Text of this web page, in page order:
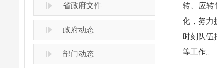
省政府文件
政府动态
部门动态
转、应转
化，努力
时刻队伍
等工作。